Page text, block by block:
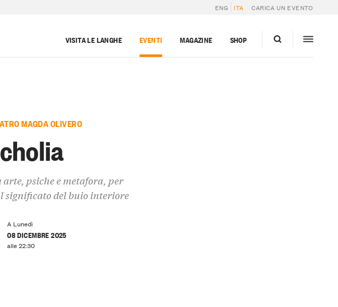
ENG ITA CARICA UN EVENTO
VISITA LE LANGHE EVENTI MAGAZINE SHOP
MAGDA OLIVERO
psiche e metafora, per
significato del buio interiore
A Lunedì
08 DICEMBRE 2025
alle 22:30